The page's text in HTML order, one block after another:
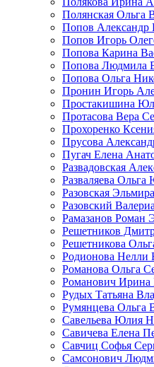
Полянская Ольга
Попов Александр
Попов Игорь
Попова Карина
Попова Людмила
Попова Ольга
Пронин Игорь
Простакишина
Протасова Вера
Прохоренко
Прусова
Пугач Елена
Развадовская
Разваляева Ольга
Разовская
Разовский
Рамазанов Роман
Решетников
Решетникова
Родионова Нелли
Романова Ольга
Романович Ирина
Рудых Татьяна
Румянцева Ольга
Савельева Юлия
Савичева Елена
Савчиц Софья
Самсонович